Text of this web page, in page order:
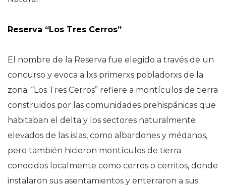
Reserva “Los Tres Cerros”
El nombre de la Reserva fue elegido a través de un
concurso y evoca a lxs primerxs pobladorxs de la
zona. “Los Tres Cerros” refiere a montículos de tierra
construidos por las comunidades prehispánicas que
habitaban el delta y los sectores naturalmente
elevados de las islas, como albardones y médanos,
pero también hicieron montículos de tierra
conocidos localmente como cerros o cerritos, donde
instalaron sus asentamientos y enterraron a sus